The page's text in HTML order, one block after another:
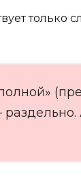
только